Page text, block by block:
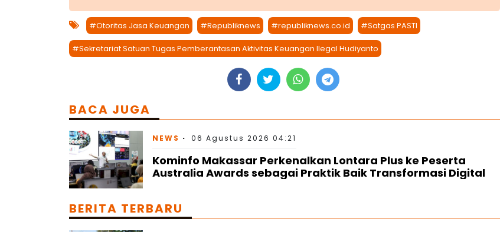
#Otoritas Jasa Keuangan #Republiknews #republiknews.co.id #Satgas PASTI
#Sekretariat Satuan Tugas Pemberantasan Aktivitas Keuangan Ilegal Hudiyanto
BACA JUGA
NEWS 06 Agustus 2026 04:21
Kominfo Makassar Perkenalkan Lontara Plus ke Peserta
Australia Awards sebagai Praktik Baik Transformasi Digital
BERITA TERBARU